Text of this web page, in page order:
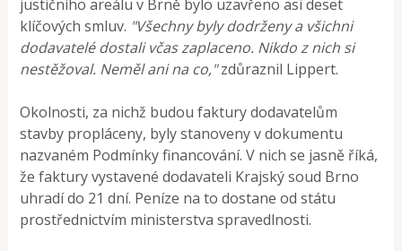
justičního areálu v Brně bylo uzavřeno asi deset
klíčových smluv. "Všechny byly dodrženy a všichni
dodavatelé dostali včas zaplaceno. Nikdo z nich si
nestěžoval. Neměl ani na co,"zdůraznil Lippert.
Okolnosti, za nichž budou faktury dodavatelům
stavby propláceny, byly stanoveny v dokumentu
nazvaném Podmínky financování. V nich se jasně říká,
že faktury vystavené dodavateli Krajský soud Brno
uhradí do 21 dní. Peníze na to dostane od státu
prostřednictvím ministerstva spravedlnosti.